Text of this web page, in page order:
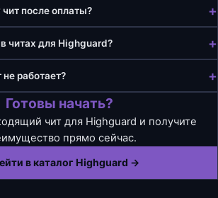
после оплаты?
читах для Highguard?
не работает?
Готовы начать?
чит для Highguard и получите
прямо сейчас.
в каталог Highguard →